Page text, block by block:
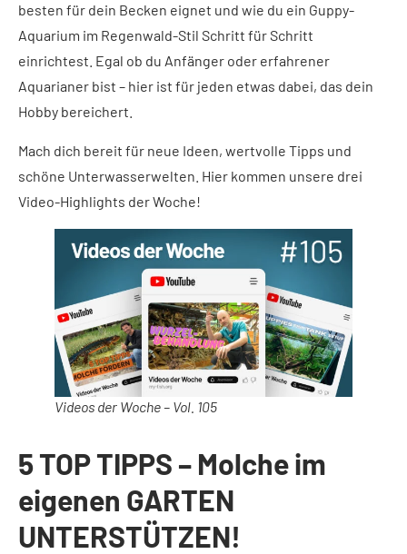
besten für dein Becken eignet und wie du ein Guppy-
Aquarium im Regenwald-Stil Schritt für Schritt
einrichtest. Egal ob du Anfänger oder erfahrener
Aquarianer bist – hier ist für jeden etwas dabei, das dein
Hobby bereichert.
Mach dich bereit für neue Ideen, wertvolle Tipps und
schöne Unterwasserwelten. Hier kommen unsere drei
Video-Highlights der Woche!
Videos der Woche – Vol. 105
5 TOP TIPPS – Molche im
eigenen GARTEN
UNTERSTÜTZEN!